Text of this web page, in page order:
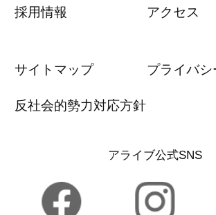
採用情報 アクセス
サイトマップ プライバ
反社会的勢力対応方針
アライブ公式SNS